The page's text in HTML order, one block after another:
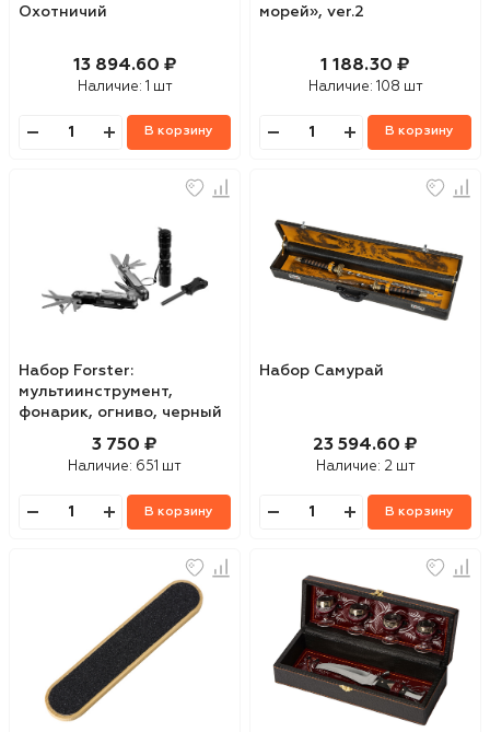
Охотничий
13 894.60 ₽
Наличие: 1 шт
В корзину
морей», ver.2
1 188.30 ₽
Наличие: 108 шт
В корзину
Набор Forster:
мультиинструмент,
фонарик, огниво, черный
3 750 ₽
Наличие: 651 шт
В корзину
Набор Самурай
23 594.60 ₽
Наличие: 2 шт
В корзину